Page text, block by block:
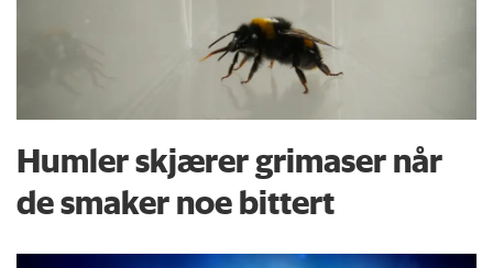
Humler skjærer grimaser når
de smaker noe bittert